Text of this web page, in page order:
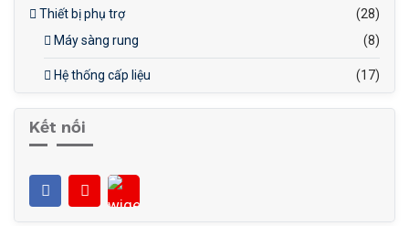
Thiết bị phụ trợ
(28)
Máy sàng rung
(8)
Hệ thống cấp liệu (17)
Kết nối